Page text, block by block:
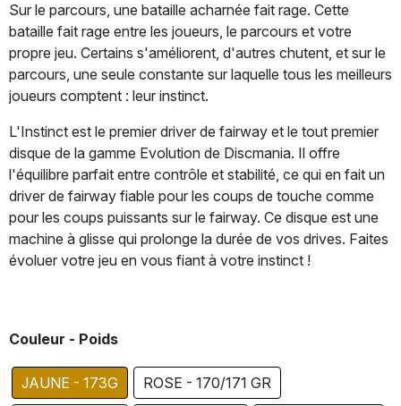
Sur le parcours, une bataille acharnée fait rage. Cette
bataille fait rage entre les joueurs, le parcours et votre
propre jeu. Certains s'améliorent, d'autres chutent, et sur le
parcours, une seule constante sur laquelle tous les meilleurs
joueurs comptent : leur instinct.
L'Instinct est le premier driver de fairway et le tout premier
disque de la gamme Evolution de Discmania. Il offre
l'équilibre parfait entre contrôle et stabilité, ce qui en fait un
driver de fairway fiable pour les coups de touche comme
pour les coups puissants sur le fairway. Ce disque est une
machine à glisse qui prolonge la durée de vos drives. Faites
évoluer votre jeu en vous fiant à votre instinct !
Couleur - Poids
JAUNE - 173G ROSE - 170/171 GR